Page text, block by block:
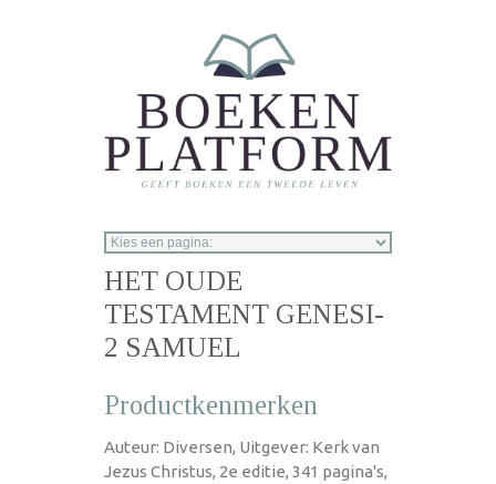
HET OUDE
TESTAMENT GENESI-
2 SAMUEL
Productkenmerken
Auteur: Diversen, Uitgever: Kerk van
Jezus Christus, 2e editie, 341 pagina's,